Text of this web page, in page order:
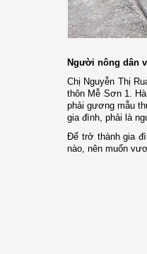
Người nông dân
Chị Nguyễn Thị
thôn Mễ Sơn 1.
phải gương mẫu
gia đình, phải là
Để trở thành gia
nào, nên muốn